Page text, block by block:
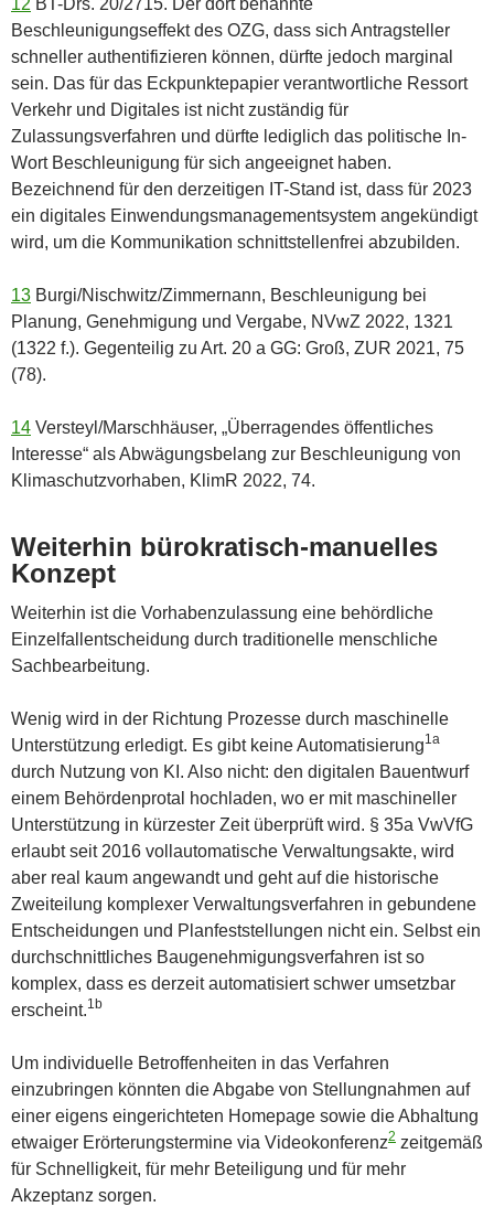
Beschleunigungseffekt des OZG, dass sich Antragsteller
schneller authentifizieren können, dürfte jedoch marginal
sein. Das für das Eckpunktepapier verantwortliche Ressort
Verkehr und Digitales ist nicht zuständig für
Zulassungsverfahren und dürfte lediglich das politische In-
Wort Beschleunigung für sich angeeignet haben.
Bezeichnend für den derzeitigen IT-Stand ist, dass für 2023
ein digitales Einwendungsmanagementsystem angekündigt
wird, um die Kommunikation schnittstellenfrei abzubilden.
13 Burgi/Nischwitz/Zimmernann, Beschleunigung bei
Planung, Genehmigung und Vergabe, NVwZ 2022, 1321
(1322 f.). Gegenteilig zu Art. 20 a GG: Groß, ZUR 2021, 75
(78).
14 Versteyl/Marschhäuser, „Überragendes öffentliches
Interesse“ als Abwägungsbelang zur Beschleunigung von
Klimaschutzvorhaben, KlimR 2022, 74.
Weiterhin bürokratisch-manuelles
Konzept
Weiterhin ist die Vorhabenzulassung eine behördliche
Einzelfallentscheidung durch traditionelle menschliche
Sachbearbeitung.
Wenig wird in der Richtung Prozesse durch maschinelle
Unterstützung erledigt. Es gibt keine Automatisierung1a
durch Nutzung von KI. Also nicht: den digitalen Bauentwurf
einem Behördenprotal hochladen, wo er mit maschineller
Unterstützung in kürzester Zeit überprüft wird. § 35a VwVfG
erlaubt seit 2016 vollautomatische Verwaltungsakte, wird
aber real kaum angewandt und geht auf die historische
Zweiteilung komplexer Verwaltungsverfahren in gebundene
Entscheidungen und Planfeststellungen nicht ein. Selbst ein
durchschnittliches Baugenehmigungsverfahren ist so
komplex, dass es derzeit automatisiert schwer umsetzbar
erscheint.1b
Um individuelle Betroffenheiten in das Verfahren
einzubringen könnten die Abgabe von Stellungnahmen auf
einer eigens eingerichteten Homepage sowie die Abhaltung
etwaiger Erörterungstermine via Videokonferenz2 zeitgemäß
für Schnelligkeit, für mehr Beteiligung und für mehr
Akzeptanz sorgen.